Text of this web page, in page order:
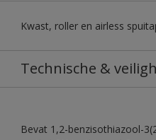
Kwast, roller en airless
Technische &
Bevat 1,2-benzisothiazool-